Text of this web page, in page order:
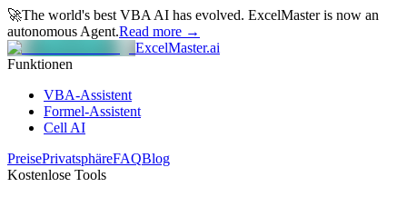
🚀The world's best VBA AI has evolved. ExcelMaster is now an
autonomous Agent.Read more →
ExcelMaster.ai
Funktionen
VBA-Assistent
Formel-Assistent
Cell AI
PreisePrivatsphäreFAQBlog
Kostenlose Tools